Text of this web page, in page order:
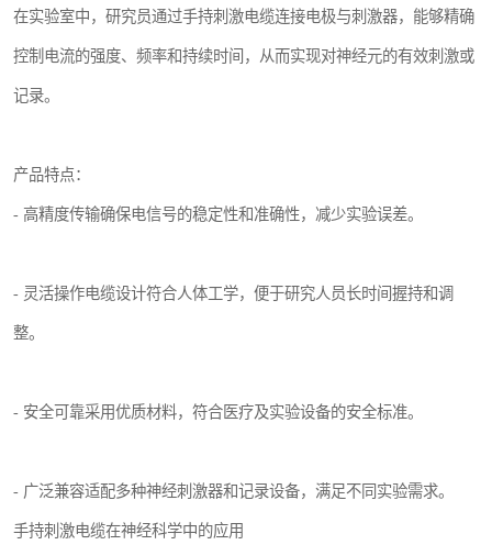
在实验室中，研究员通过手持刺激电缆连接电极与刺激器，能够精确
控制电流的强度、频率和持续时间，从而实现对神经元的有效刺激或
记录。
产品特点：
- 高精度传输确保电信号的稳定性和准确性，减少实验误差。
- 灵活操作电缆设计符合人体工学，便于研究人员长时间握持和调
整。
- 安全可靠采用优质材料，符合医疗及实验设备的安全标准。
- 广泛兼容适配多种神经刺激器和记录设备，满足不同实验需求。
手持刺激电缆在神经科学中的应用